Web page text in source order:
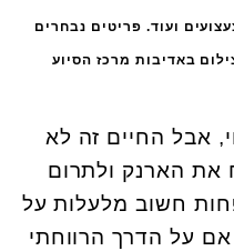
ועוד. פריטים נבחרים
באדיבות מרכז הסיוע
אבל החיים זה לא
את הארנק ולתרום
חשוב מלעלות על
על הדרך הרווחתי